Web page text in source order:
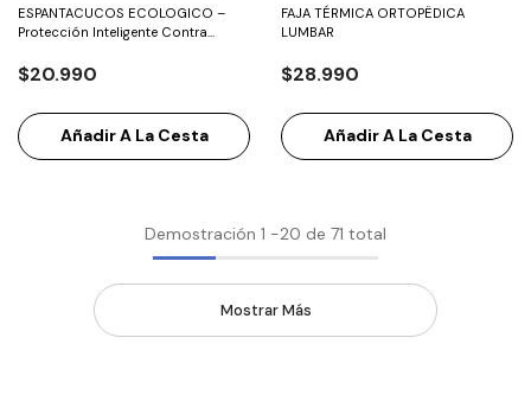
ESPANTACUCOS ECOLOGICO –
Protección Inteligente Contra
$20.990
Añadir A La Cesta
FAJA TÉRMICA ORTOPËDICA
LUMBAR
$28.990
Añadir A La Cesta
Demostración 1 -20 de 71 total
Mostrar Más